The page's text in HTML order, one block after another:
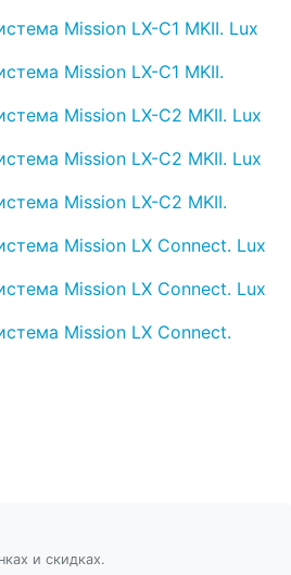
Mission LX-C1 MKII. Lux
Mission LX-C1 MKII.
Mission LX-C2 MKII. Lux
Mission LX-C2 MKII. Lux
Mission LX-C2 MKII.
Mission LX Connect. Lux
Mission LX Connect. Lux
Mission LX Connect.
и скидках.